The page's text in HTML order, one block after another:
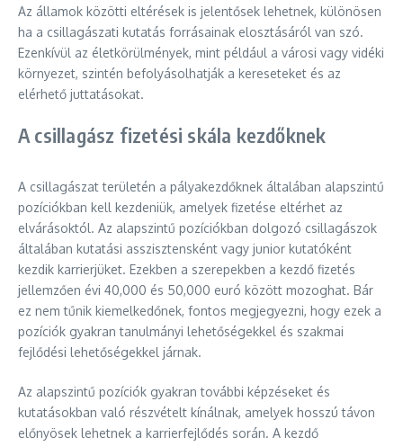
Az államok közötti eltérések is jelentősek lehetnek, különösen
ha a csillagászati kutatás forrásainak elosztásáról van szó.
Ezenkívül az életkörülmények, mint például a városi vagy vidéki
környezet, szintén befolyásolhatják a kereseteket és az
elérhető juttatásokat.
A csillagász fizetési skála kezdőknek
A csillagászat területén a pályakezdőknek általában alapszintű
pozíciókban kell kezdeniük, amelyek fizetése eltérhet az
elvárásoktól. Az alapszintű pozíciókban dolgozó csillagászok
általában kutatási asszisztensként vagy junior kutatóként
kezdik karrierjüket. Ezekben a szerepekben a kezdő fizetés
jellemzően évi 40,000 és 50,000 euró között mozoghat. Bár
ez nem tűnik kiemelkedőnek, fontos megjegyezni, hogy ezek a
pozíciók gyakran tanulmányi lehetőségekkel és szakmai
fejlődési lehetőségekkel járnak.
Az alapszintű pozíciók gyakran további képzéseket és
kutatásokban való részvételt kínálnak, amelyek hosszú távon
előnyösek lehetnek a karrierfejlődés során. A kezdő